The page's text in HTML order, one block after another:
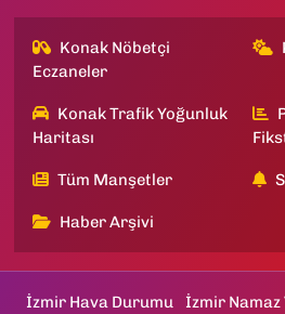
Konak Nöbetçi
Eczaneler
Konak Trafik Yoğunluk
Haritası
Tüm Manşetler
Haber Arşivi
İzmir Hava Durumu İzmir